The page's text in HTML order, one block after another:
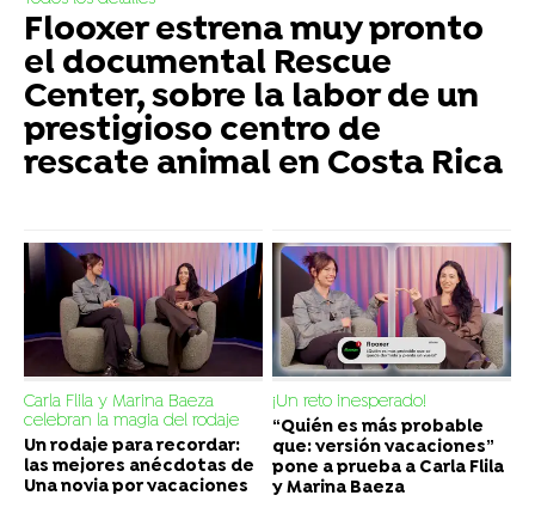
Flooxer estrena muy pronto
el documental Rescue
Center, sobre la labor de un
prestigioso centro de
rescate animal en Costa Rica
Carla Flila y Marina Baeza
celebran la magia del rodaje
Un rodaje para recordar:
las mejores anécdotas de
Una novia por vacaciones
¡Un reto inesperado!
“Quién es más probable
que: versión vacaciones”
pone a prueba a Carla Flila
y Marina Baeza